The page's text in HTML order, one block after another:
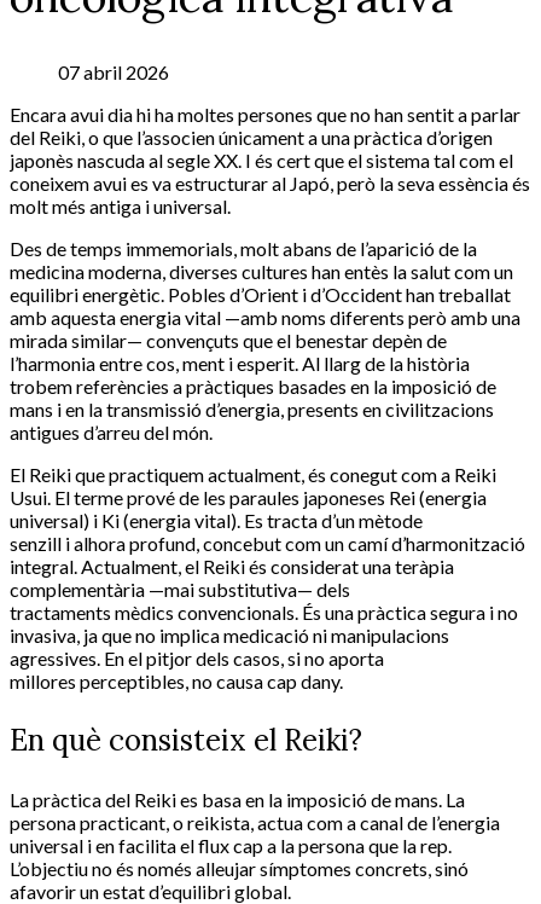
07 abril 2026
Encara avui dia hi ha moltes persones que no han sentit a parlar
del Reiki, o que l’associen únicament a una pràctica d’origen
japonès nascuda al segle XX. I és cert que el sistema tal com el
coneixem avui es va estructurar al Japó, però la seva essència és
molt més antiga i universal.
Des de temps immemorials, molt abans de l’aparició de la
medicina moderna, diverses cultures han entès la salut com un
equilibri energètic. Pobles d’Orient i d’Occident han treballat
amb aquesta energia vital —amb noms diferents però amb una
mirada similar— convençuts que el benestar depèn de
l’harmonia entre cos, ment i esperit. Al llarg de la història
trobem referències a pràctiques basades en la imposició de
mans i en la transmissió d’energia, presents en civilitzacions
antigues d’arreu del món.
El Reiki que practiquem actualment, és conegut com a Reiki
Usui. El terme prové de les paraules japoneses Rei (energia
universal) i Ki (energia vital). Es tracta d’un mètode
senzill i alhora profund, concebut com un camí d’harmonització
integral. Actualment, el Reiki és considerat una teràpia
complementària —mai substitutiva— dels
tractaments mèdics convencionals. És una pràctica segura i no
invasiva, ja que no implica medicació ni manipulacions
agressives. En el pitjor dels casos, si no aporta
millores perceptibles, no causa cap dany.
En què consisteix el Reiki?
La pràctica del Reiki es basa en la imposició de mans. La
persona practicant, o reikista, actua com a canal de l’energia
universal i en facilita el flux cap a la persona que la rep.
L’objectiu no és només alleujar símptomes concrets, sinó
afavorir un estat d’equilibri global.